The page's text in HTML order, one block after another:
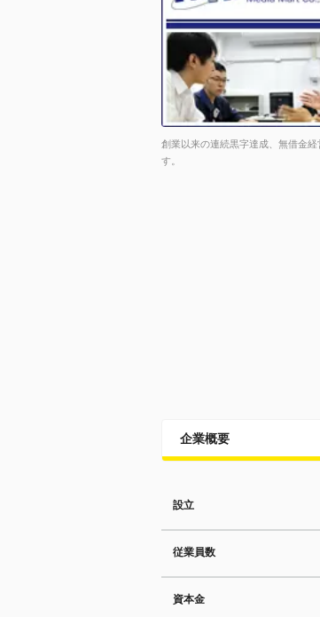
創業以来の連続黒字達成、無借金
す。
企業概要
設立
従業員数
資本金